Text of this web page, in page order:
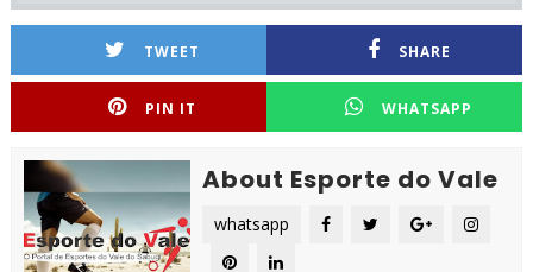
TWEET SHARE
PIN IT WHATSAPP
About Esporte do Vale
whatsapp